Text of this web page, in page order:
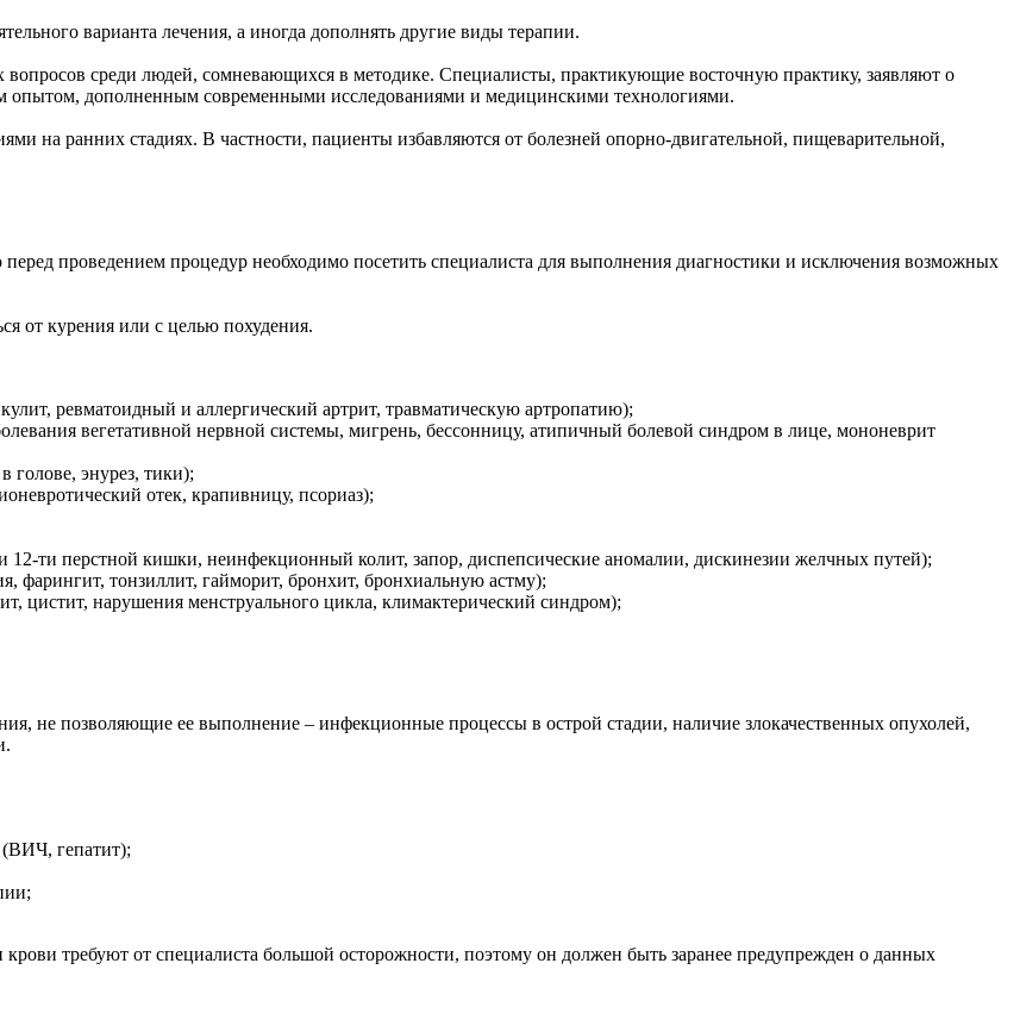
варианта лечения, а иногда дополнять другие виды терапии.
среди людей, сомневающихся в методике. Специалисты, практикующие восточную практику, заявляют о
опытом, дополненным современными исследованиями и медицинскими технологиями.
на ранних стадиях. В частности, пациенты избавляются от болезней опорно-двигательной, пищеварительной,
проведением процедур необходимо посетить специалиста для выполнения диагностики и исключения возможных
от курения или с целью похудения.
ревматоидный и аллергический артрит, травматическую артропатию);
вегетативной нервной системы, мигрень, бессонницу, атипичный болевой синдром в лице, мононеврит
голове, энурез, тики);
отек, крапивницу, псориаз);
12-ти перстной кишки, неинфекционный колит, запор, диспепсические аномалии, дискинезии желчных путей);
фарингит, тонзиллит, гайморит, бронхит, бронхиальную астму);
цистит, нарушения менструального цикла, климактерический синдром);
не позволяющие ее выполнение – инфекционные процессы в острой стадии, наличие злокачественных опухолей,
(ВИЧ, гепатит);
требуют от специалиста большой осторожности, поэтому он должен быть заранее предупрежден о данных